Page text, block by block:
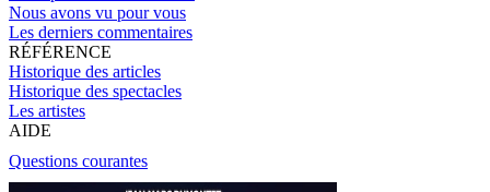
Nous avons vu pour vous
Les derniers commentaires
RÉFÉRENCE
Historique des articles
Historique des spectacles
Les artistes
AIDE
Questions courantes